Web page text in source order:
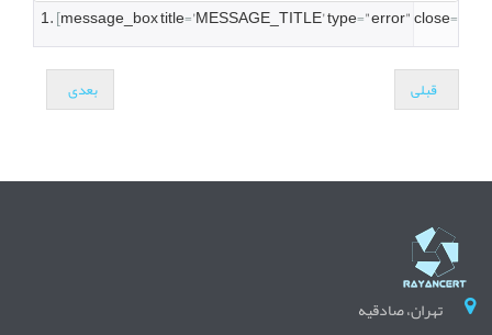
[message_box title='MESSAGE_TITLE' type="error" close=
قبلی بعدی
تهران، صادقیه